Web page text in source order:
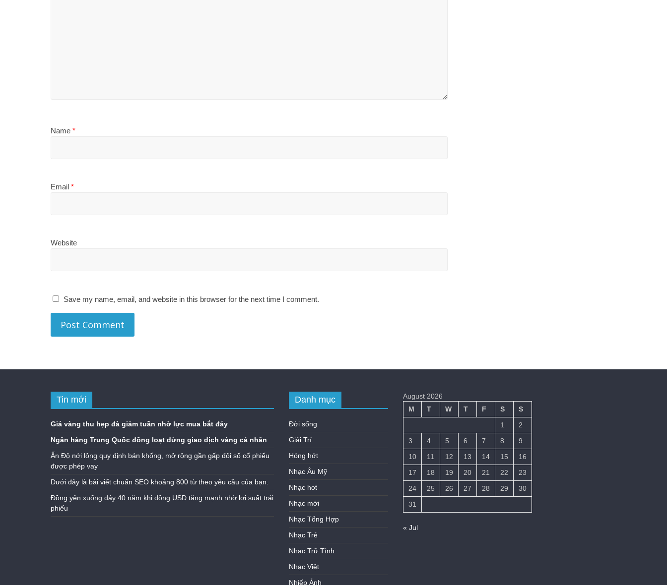
Name *
Email *
Website
Save my name, email, and website in this browser for the next time I comment.
Tin mới
Giá vàng thu hẹp đà giảm tuần nhờ lực mua bắt đáy
Ngân hàng Trung Quốc đồng loạt dừng giao dịch vàng cá nhân
Ấn Độ nới lỏng quy định bán khống, mở rộng gần gấp đôi số cổ phiếu
được phép vay
Dưới đây là bài viết chuẩn SEO khoảng 800 từ theo yêu cầu của bạn.
Đồng yên xuống đáy 40 năm khi đồng USD tăng mạnh nhờ lợi suất trái
phiếu
Danh mục
Đời sống
Giải Trí
Hóng hớt
Nhạc Âu Mỹ
Nhạc hot
Nhạc mới
Nhạc Tổng Hợp
Nhạc Trẻ
Nhạc Trữ Tình
Nhạc Việt
Nhiếp Ảnh
August 2026
M
T W T F S
S
1
2
3
4 5 6 7 8
9
10
11 12 13 14 15
16
17
18 19 20 21 22
23
24
25 26 27 28 29
30
31
« Jul